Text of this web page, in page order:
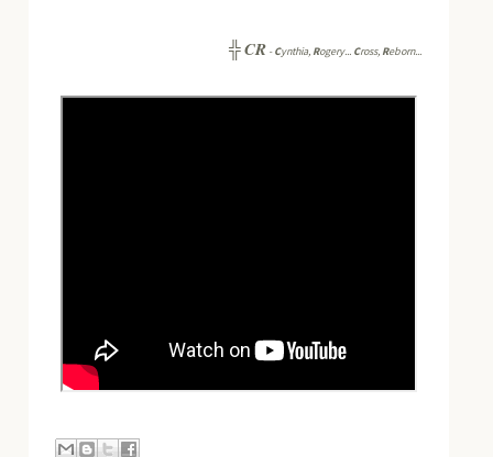
╬CR -Cynthia, Rogery... Cross, Reborn...